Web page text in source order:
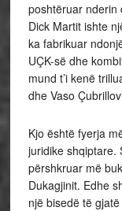
poshtëruar nderin
Dick Martit ishte
ka fabrikuar
UÇK-së dhe
mund t’i kenë
dhe Vaso
Kjo është fyerja
juridike shqiptare.
përshkruar më
Dukagjinit. Edhe
një bisedë të